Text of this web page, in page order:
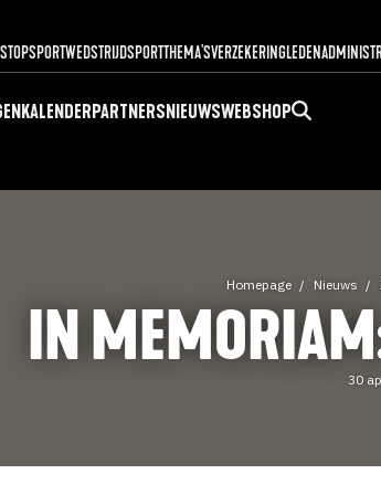
TOPSPORTWEDSTRIJDSPORTTHEMA'SVERZEKERING
KALENDERPARTNERSNIEUWSWEBSHOP
Homepage Nieuws
IN
30